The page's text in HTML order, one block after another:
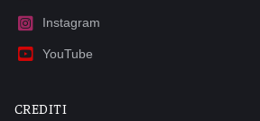
Instagram
YouTube
CREDITI